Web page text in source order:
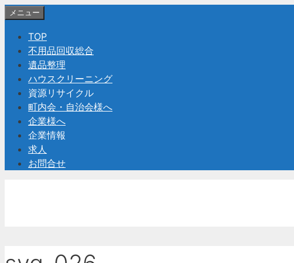
コメニュー
TOP
不用品回収総合
遺品整理
ハウスクリーニング
資源リサイクル
町内会・自治会様へ
企業様へ
企業情報
求人
お問合せ